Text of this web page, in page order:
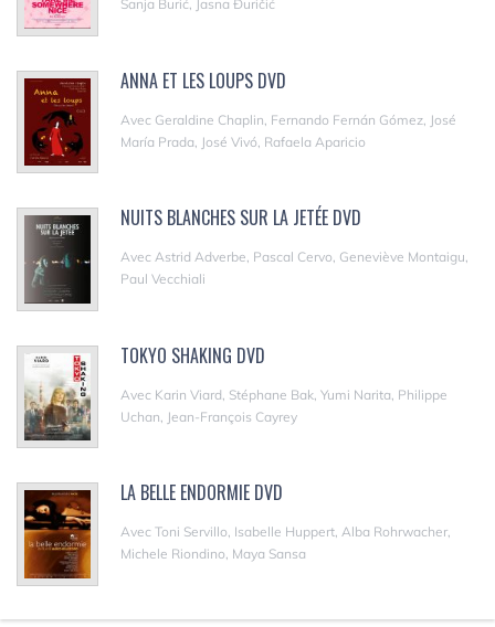
Sanja Burić, Jasna Đuričić
ANNA ET LES LOUPS DVD
Avec Geraldine Chaplin, Fernando Fernán Gómez, José
María Prada, José Vivó, Rafaela Aparicio
NUITS BLANCHES SUR LA JETÉE DVD
Avec Astrid Adverbe, Pascal Cervo, Geneviève Montaigu,
Paul Vecchiali
TOKYO SHAKING DVD
Avec Karin Viard, Stéphane Bak, Yumi Narita, Philippe
Uchan, Jean-François Cayrey
LA BELLE ENDORMIE DVD
Avec Toni Servillo, Isabelle Huppert, Alba Rohrwacher,
Michele Riondino, Maya Sansa